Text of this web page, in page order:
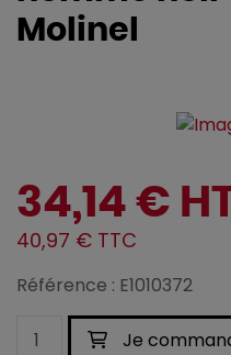
Molinel
34,14 €
40,97 € TTC
Référence : E1010372
Je